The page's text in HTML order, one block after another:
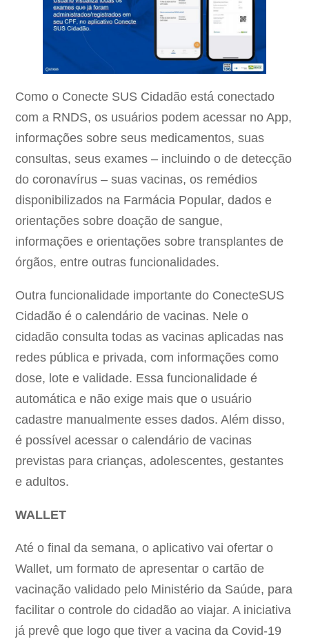
Como o Conecte SUS Cidadão está conectado
com a RNDS, os usuários podem acessar no App,
informações sobre seus medicamentos, suas
consultas, seus exames – incluindo o de detecção
do coronavírus – suas vacinas, os remédios
disponibilizados na Farmácia Popular, dados e
orientações sobre doação de sangue,
informações e orientações sobre transplantes de
órgãos, entre outras funcionalidades.
Outra funcionalidade importante do ConecteSUS
Cidadão é o calendário de vacinas. Nele o
cidadão consulta todas as vacinas aplicadas nas
redes pública e privada, com informações como
dose, lote e validade. Essa funcionalidade é
automática e não exige mais que o usuário
cadastre manualmente esses dados. Além disso,
é possível acessar o calendário de vacinas
previstas para crianças, adolescentes, gestantes
e adultos.
WALLET
Até o final da semana, o aplicativo vai ofertar o
Wallet, um formato de apresentar o cartão de
vacinação validado pelo Ministério da Saúde, para
facilitar o controle do cidadão ao viajar. A iniciativa
já prevê que logo que tiver a vacina da Covid-19